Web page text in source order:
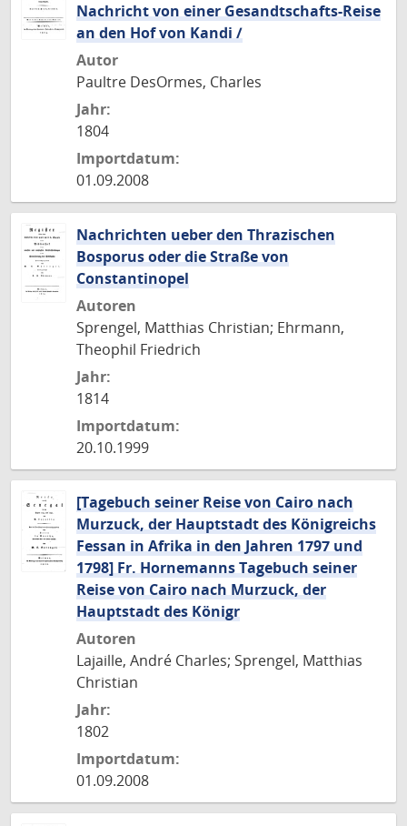
Nachricht von einer Gesandtschafts-Reise
an den Hof von Kandi /
Autor
Paultre DesOrmes, Charles
Jahr:
1804
Importdatum:
01.09.2008
Nachrichten ueber den Thrazischen
Bosporus oder die Straße von
Constantinopel
Autoren
Sprengel, Matthias Christian; Ehrmann,
Theophil Friedrich
Jahr:
1814
Importdatum:
20.10.1999
[Tagebuch seiner Reise von Cairo nach
Murzuck, der Hauptstadt des Königreichs
Fessan in Afrika in den Jahren 1797 und
1798] Fr. Hornemanns Tagebuch seiner
Reise von Cairo nach Murzuck, der
Hauptstadt des Königr
Autoren
Lajaille, André Charles; Sprengel, Matthias
Christian
Jahr:
1802
Importdatum:
01.09.2008